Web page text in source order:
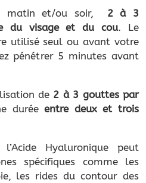
matin et/ou soir, 2 à 3
du visage et du cou. Le
utilisé seul ou avant votre
pénétrer 5 minutes avant
de 2 à 3 gouttes par
duréeentre deux et trois
Hyaluronique peut
spécifiques comme les
les rides du contour des